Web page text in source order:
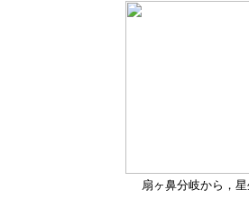
扇ヶ鼻分岐から，